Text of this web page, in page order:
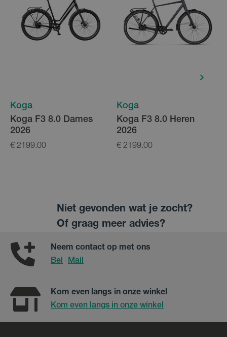
Koga
Koga F3 8.0 Dames
2026
€ 2199.00
Koga
Koga F3 8.0 Heren
2026
€ 2199.00
Niet gevonden wat je zocht?
Of graag meer advies?
Neem contact op met ons
Bel
Mail
Kom even langs in onze winkel
Kom even langs in onze winkel